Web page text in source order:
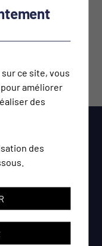
places.
ce site, vous
améliorer
des
des